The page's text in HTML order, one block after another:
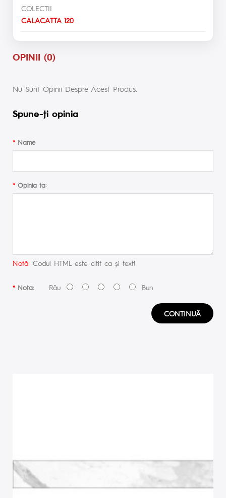
COLECTII
CALACATTA 120
OPINII (0)
Nu Sunt Opinii Despre Acest Produs.
Spune-ţi opinia
Name
Opinia ta:
Notă: Codul HTML este citit ca şi text!
Nota:Rău Bun
CONTINUĂ